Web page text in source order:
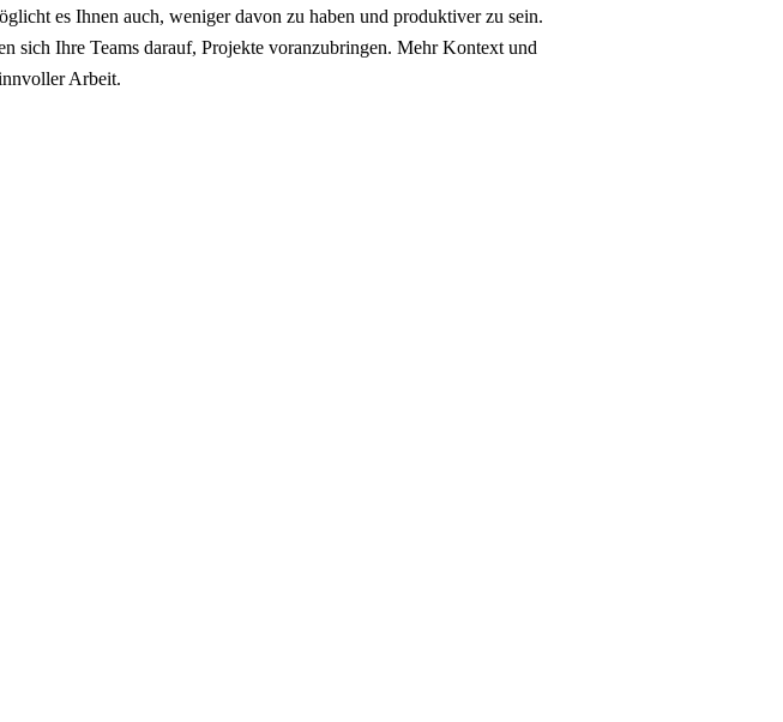
es Ihnen auch, weniger davon zu haben und produktiver zu sein.
sich Ihre Teams darauf, Projekte voranzubringen. Mehr Kontext und
Arbeit.